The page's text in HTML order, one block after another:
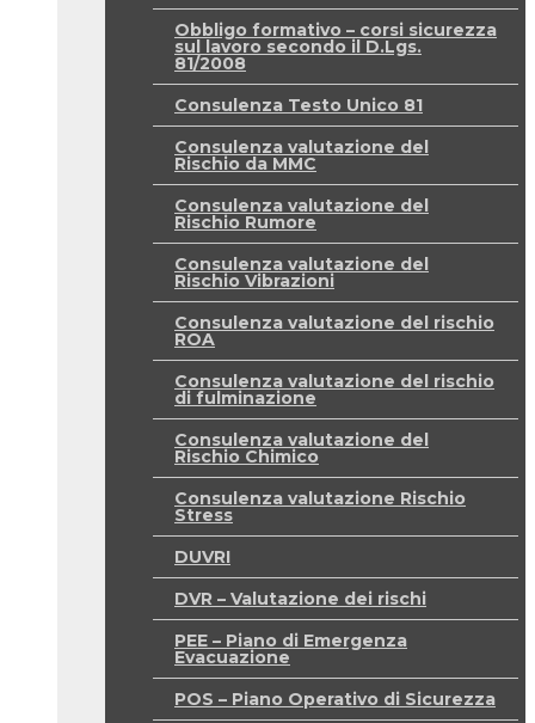
Obbligo formativo – corsi sicurezza
sul lavoro secondo il D.Lgs.
81/2008
Consulenza Testo Unico 81
Consulenza valutazione del
Rischio da MMC
Consulenza valutazione del
Rischio Rumore
Consulenza valutazione del
Rischio Vibrazioni
Consulenza valutazione del rischio
ROA
Consulenza valutazione del rischio
di fulminazione
Consulenza valutazione del
Rischio Chimico
Consulenza valutazione Rischio
Stress
DUVRI
DVR – Valutazione dei rischi
PEE – Piano di Emergenza
Evacuazione
POS – Piano Operativo di Sicurezza